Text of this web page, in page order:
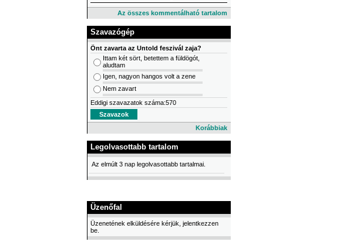
Az összes kommentálható tartalom
Szavazógép
Önt zavarta az Untold feszivál zaja?
Ittam két sört, betettem a füldögót,
aludtam
Igen, nagyon hangos volt a zene
Nem zavart
Eddigi szavazatok száma:570
Korábbiak
Legolvasottabb tartalom
Az elmúlt 3 nap legolvasottabb tartalmai.
Üzenőfal
Üzenetének elküldésére kérjük, jelentkezzen
be.